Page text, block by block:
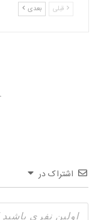
قبلی بعدی
اشتراک در